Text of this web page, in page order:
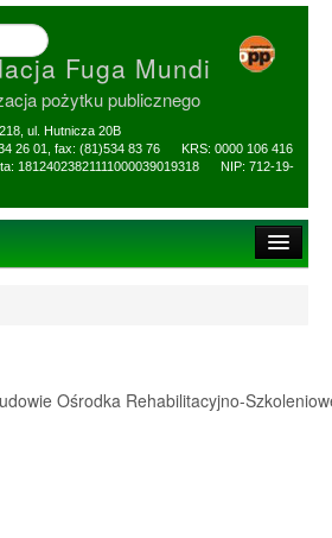
Fuga Mundi
pożytku publicznego
ul. Hutnicza 20B
26 01, fax: (81)534 83 76 KRS: 0000 106 416
18124023821111000039019318 NIP: 712-19-
Ośrodka Rehabilitacyjno-